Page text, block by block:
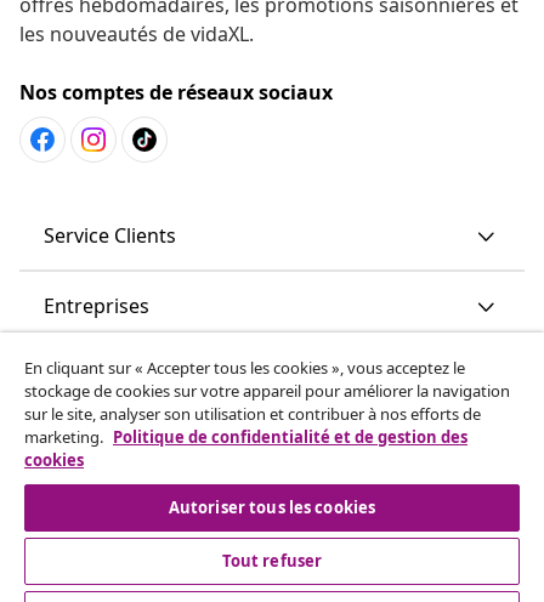
les nouveautés de vidaXL.
Nos comptes de réseaux sociaux
Service Clients
Entreprises
vidaXL
More content links
En cliquant sur « Accepter tous les cookies », vous acceptez le
stockage de cookies sur votre appareil pour améliorer la navigation
sur le site, analyser son utilisation et contribuer à nos efforts de
marketing. Politique de confidentialité et de gestion des
cookies
Autoriser tous les cookies
Tout refuser